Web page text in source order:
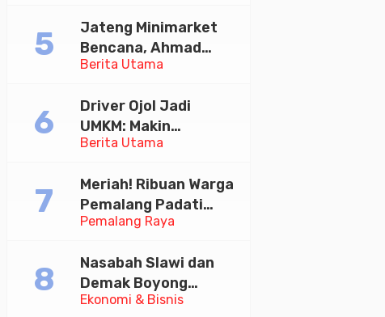
Berita Utama
Jateng Minimarket
Bencana, Ahmad
Luthfi Minta PMI Jadi
Berita Utama
Driver Ojol Jadi
UMKM: Makin
Sejahtera atau
Diskusi Paramadina
Pemalang Raya
Meriah! Ribuan Warga
Pemalang Padati
Kirab Festival Kamir
Ekonomi & Bisnis
Nasabah Slawi dan
Demak Boyong
Toyota Innova Zenix